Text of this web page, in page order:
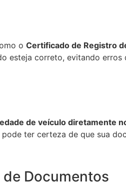
o Certificado de Registro
esteja correto, evitando erros
de veículo diretamente
pode ter certeza de que sua
Documentos